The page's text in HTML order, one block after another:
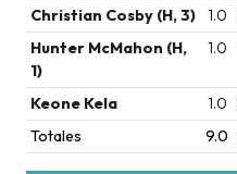
Christian Cosby (H, 3)
1.0
Hunter McMahon (H,
1)
1.0
Keone Kela 1.0
Totales
9.0